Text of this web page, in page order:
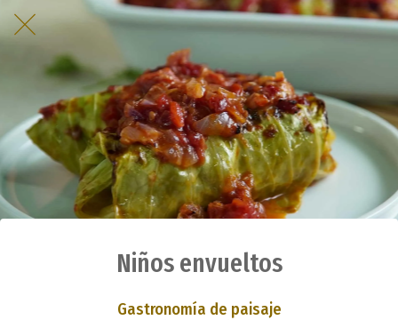
Niños envueltos
Gastronomía de paisaje